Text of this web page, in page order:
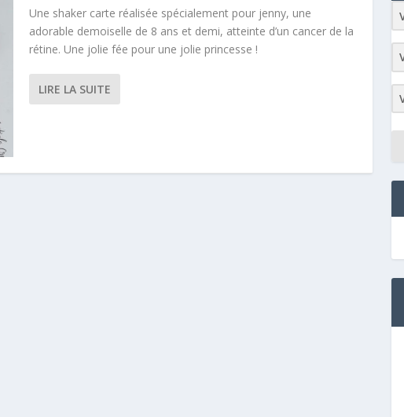
Une shaker carte réalisée spécialement pour jenny, une
adorable demoiselle de 8 ans et demi, atteinte d’un cancer de la
rétine. Une jolie fée pour une jolie princesse !
LIRE LA SUITE